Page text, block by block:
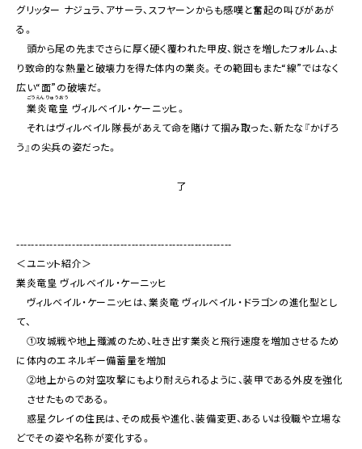
ユニット
ムービー
グリッター ナジュラ、アサーラ、スフヤーンからも感嘆と奮起の叫びがあが
る。
頭から尾の先までさらに厚く硬く覆われた甲皮、鋭さを増したフォルム、よ
り致命的な熱量と破壊力を得た体内の業炎。その範囲もまた“線”ではなく
広い“面”の破壊だ。
業炎竜皇
ごうえんりゅうおう
ヴィルベイル・ケーニッヒ。
それはヴィルベイル隊長があえて命を賭けて掴み取った、新たな『かげろ
う』の尖兵の姿だった。
了
----------------------------------------------------------
＜ユニット紹介＞
業炎竜皇 ヴィルベイル・ケーニッヒ
ヴィルベイル・ケーニッヒは、業炎竜 ヴィルベイル・ドラゴンの進化型とし
て、
①攻城戦や地上殲滅のため、吐き出す業炎と飛行速度を増加させるため
に体内のエネルギー備蓄量を増加
②地上からの対空攻撃にもより耐えられるように、装甲である外皮を強化
させたものである。
惑星クレイの住民は、その成長や進化、装備変更、あるいは役職や立場な
どでその姿や名称が変化する。